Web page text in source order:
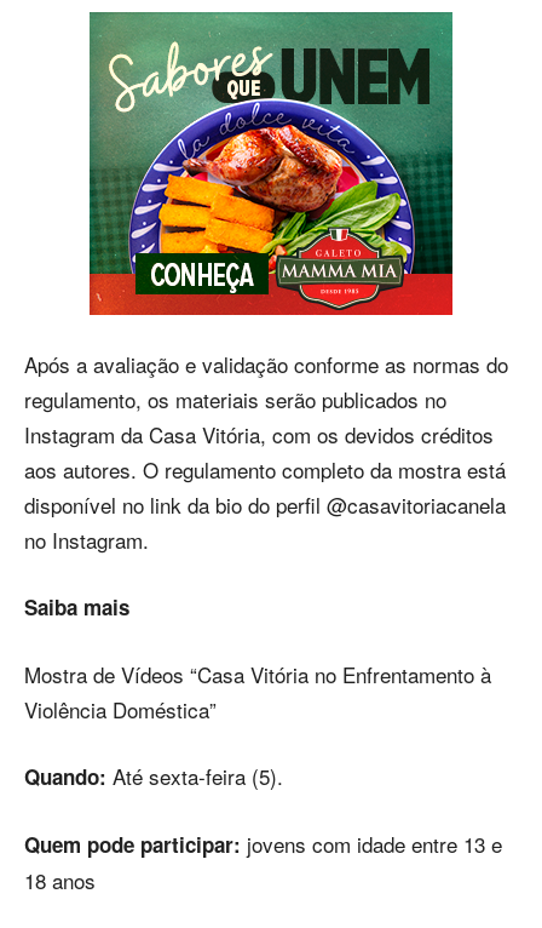
Após a avaliação e validação conforme as normas do
regulamento, os materiais serão publicados no
Instagram da Casa Vitória, com os devidos créditos
aos autores. O regulamento completo da mostra está
disponível no link da bio do perfil @casavitoriacanela
no Instagram.
Saiba mais
Mostra de Vídeos “Casa Vitória no Enfrentamento à
Violência Doméstica”
Quando: Até sexta-feira (5).
Quem pode participar: jovens com idade entre 13 e
18 anos